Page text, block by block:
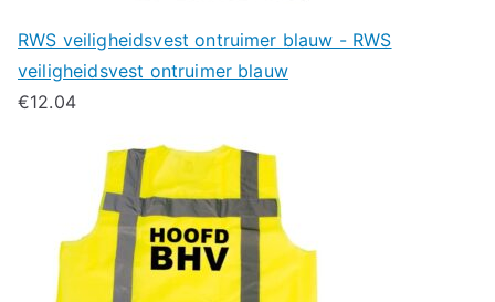
RWS veiligheidsvest ontruimer blauw - RWS
veiligheidsvest ontruimer blauw
€12.04